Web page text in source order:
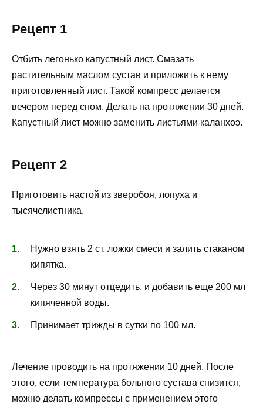
Рецепт 1
Отбить легонько капустный лист. Смазать
растительным маслом сустав и приложить к нему
приготовленный лист. Такой компресс делается
вечером перед сном. Делать на протяжении 30 дней.
Капустный лист можно заменить листьями каланхоэ.
Рецепт 2
Приготовить настой из зверобоя, лопуха и
тысячелистника.
Нужно взять 2 ст. ложки смеси и залить стаканом
кипятка.
Через 30 минут отцедить, и добавить еще 200 мл
кипяченной воды.
Принимает трижды в сутки по 100 мл.
Лечение проводить на протяжении 10 дней. После
этого, если температура больного сустава снизится,
можно делать компрессы с применением этого